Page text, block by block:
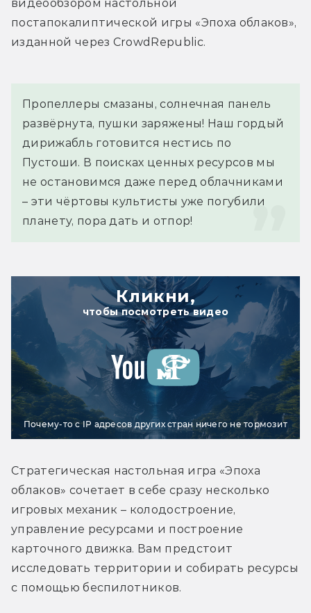
видеообзором настольной
постапокалиптической игры «Эпоха облаков»,
изданной через CrowdRepublic.
Пропеллеры смазаны, солнечная панель
развёрнута, пушки заряжены! Наш гордый
дирижабль готовится нестись по
Пустоши. В поисках ценных ресурсов мы
не остановимся даже перед облачниками
– эти чёртовы культисты уже погубили
планету, пора дать и отпор!
Кликни,
чтобы посмотреть видео
Почему-то с IP адресов других стран ничего не тормозит
Стратегическая настольная игра «Эпоха
облаков» сочетает в себе сразу несколько
игровых механик – колодостроение,
управление ресурсами и построение
карточного движка. Вам предстоит
исследовать территории и собирать ресурсы
с помощью беспилотников.